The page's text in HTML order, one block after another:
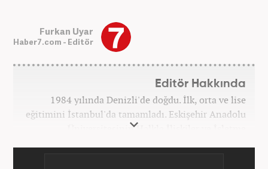
Furkan Uyar
Haber7.com - Editör
Editör Hakkında
1984 yılında Denizli'de doğdu. İlk, orta ve lise
eğitimini İstanbul'da tamamladı. Eskişehir Anadolu
Üniversitesinin Halkla İlişkiler ve İşletme